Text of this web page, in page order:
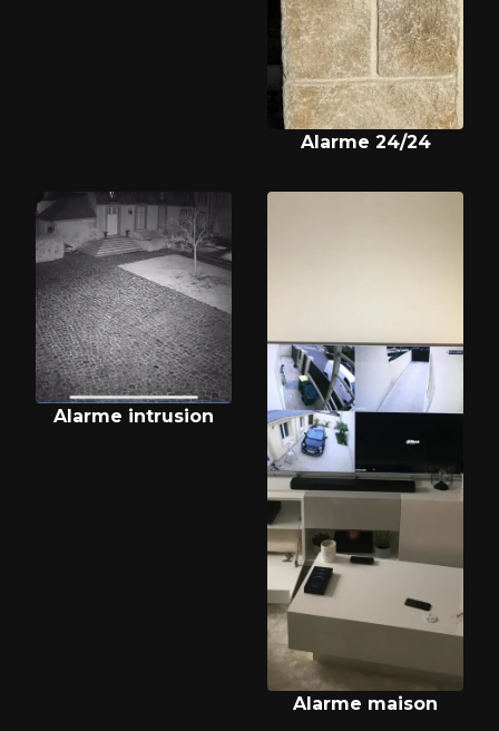
Alarme 24/24
Alarme intrusion
Alarme maison